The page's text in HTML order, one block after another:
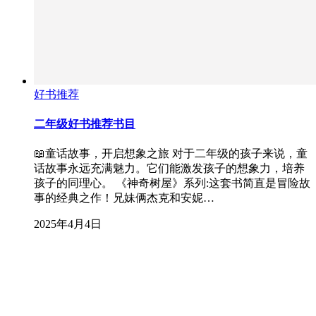
好书推荐
二年级好书推荐书目
📖童话故事，开启想象之旅 对于二年级的孩子来说，童
话故事永远充满魅力。它们能激发孩子的想象力，培养
孩子的同理心。 《神奇树屋》系列:这套书简直是冒险故
事的经典之作！兄妹俩杰克和安妮…
2025年4月4日